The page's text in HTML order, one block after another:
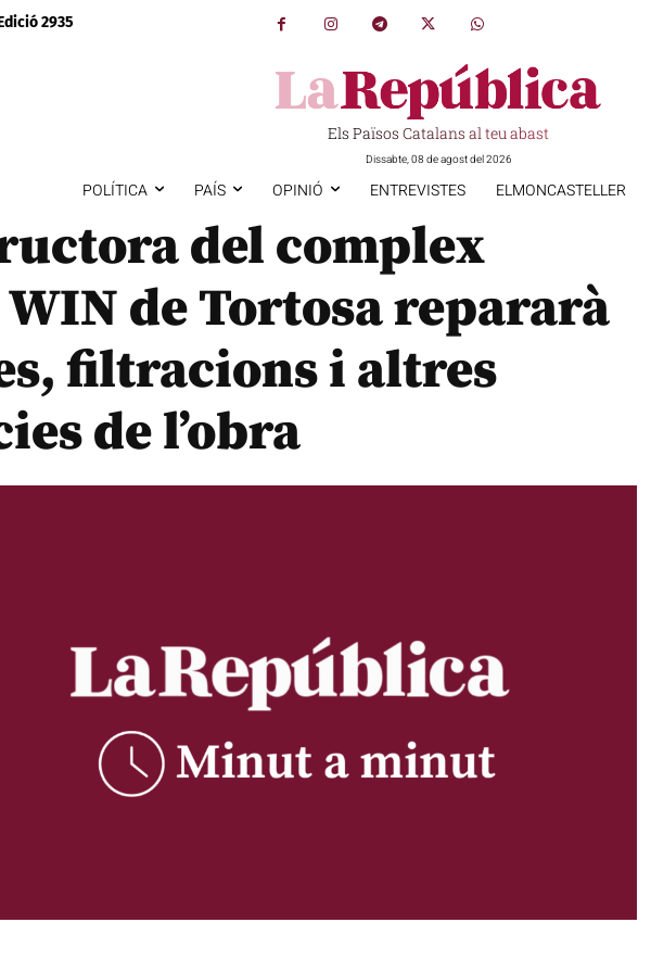
2935
Els Països Catalans al teu abast
Dissabte, 08 de agost del 2026
POLÍTICA PAÍS OPINIÓ ENTREVISTES ELMONCASTELLER
del complex
de Tortosa repararà
filtracions i altres
de l’obra